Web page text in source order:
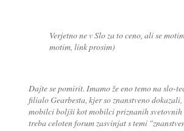
Verjetno ne v Slo za to ceno, ali se
motim, link prosim)
Dajte se pomirit. Imamo že eno temo na slo-
filialo Gearbesta, kjer so znanstveno
mobilci boljši kot mobilci priznanih svetovnih
treba celoten forum zasvinjat s temi